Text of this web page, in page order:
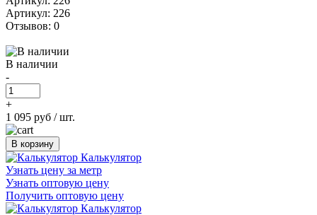
Артикул: 226
Отзывов: 0
В наличии
-
+
1 095 руб / шт.
В корзину
Калькулятор
Узнать цену за метр
Узнать оптовую цену
Получить оптовую цену
Калькулятор